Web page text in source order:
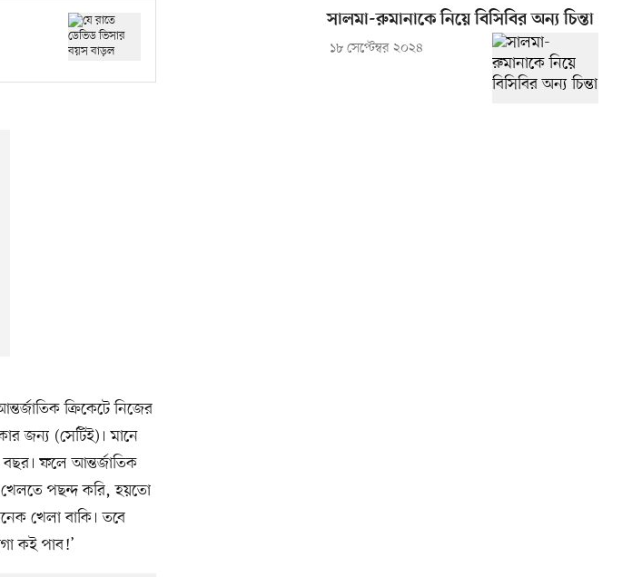
ক্রিকেটে নিজের
জন্য (সেটিই)। মানে
ফলে আন্তর্জাতিক
পছন্দ করি, হয়তো
খেলা বাকি। তবে
কই পাব!’
সালমা-রুমানাকে নিয়ে বিসিবির অন্য চিন্তা
১৮ সেপ্টেম্বর ২০২৪